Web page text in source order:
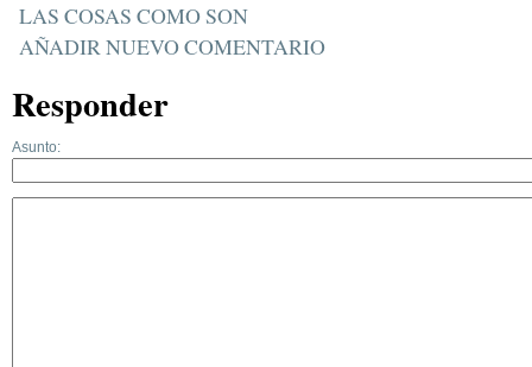
LAS COSAS COMO SON
AÑADIR NUEVO COMENTARIO
Responder
Asunto: